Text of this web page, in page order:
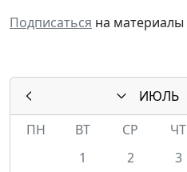
Подписаться на материалы
ИЮЛЬ
ПН
ВТ СР ЧТ
1
2 3